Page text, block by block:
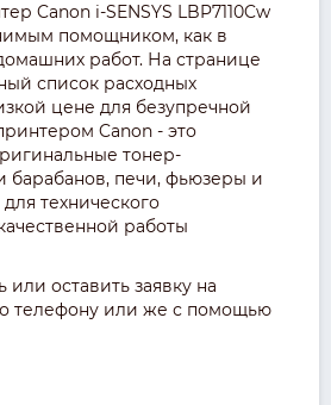
Canon i-SENSYS LBP7110Cw
помощником, как в
работ. На странице
список расходных
цене для безупречной
Canon - это
тонер-
барабанов, печи, фьюзеры и
технического
работы
оставить заявку на
телефону или же с помощью